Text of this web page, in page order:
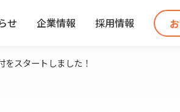
せ 企業情報 採用情報
をスタートしました！